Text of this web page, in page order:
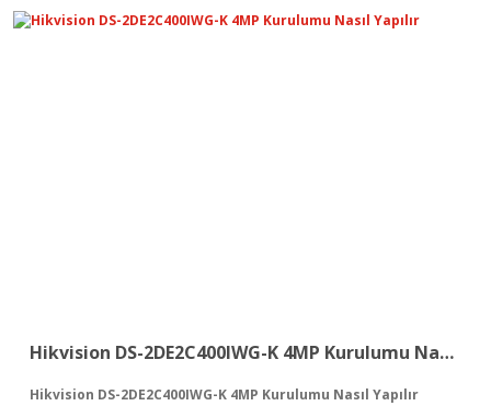
Hikvision DS-2DE2C400IWG-K 4MP Kurulumu Nasıl Yapılır
Hikvision DS-2DE2C400IWG-K 4MP Kurulumu Nasıl Yapılır